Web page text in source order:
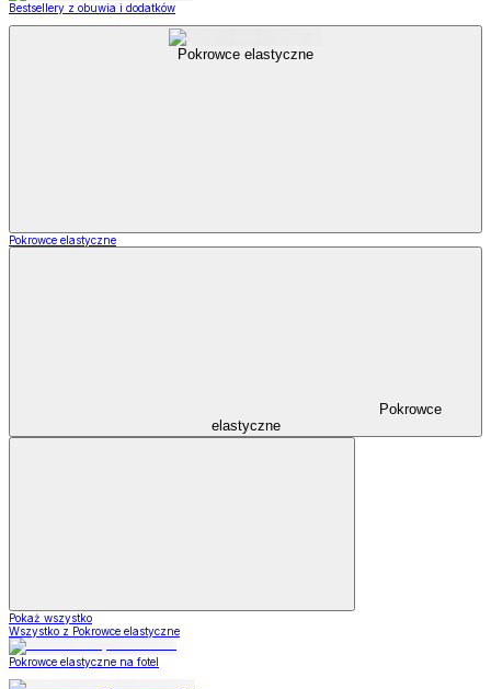
Bestsellery z obuwia i dodatków
Pokrowce elastyczne
Pokrowce elastyczne
Pokrowce
elastyczne
Pokaż wszystko
Wszystko z Pokrowce elastyczne
Pokrowce elastyczne na fotel